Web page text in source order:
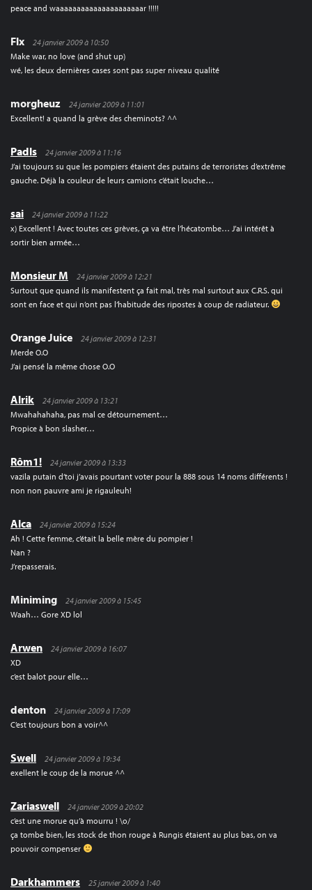
peace and waaaaaaaaaaaaaaaaaaaaar !!!!!
Flx
24 janvier 2009 à 10:50
Make war, no love (and shut up)
wé, les deux dernières cases sont pas super niveau qualité
morgheuz
24 janvier 2009 à 11:01
Excellent! a quand la grève des cheminots? ^^
Padls
24 janvier 2009 à 11:16
J’ai toujours su que les pompiers étaient des putains de terroristes d’extrême
gauche. Déjà la couleur de leurs camions c’était louche…
sai
24 janvier 2009 à 11:22
x) Excellent ! Avec toutes ces grèves, ça va être l’hécatombe… J’ai intérêt à
sortir bien armée…
Monsieur M
24 janvier 2009 à 12:21
Surtout que quand ils manifestent ça fait mal, très mal surtout aux C.R.S. qui
sont en face et qui n’ont pas l’habitude des ripostes à coup de radiateur.
Orange Juice
24 janvier 2009 à 12:31
Merde O.O
J’ai pensé la même chose O.O
Alrik
24 janvier 2009 à 13:21
Mwahahahaha, pas mal ce détournement…
Propice à bon slasher…
Rôm1!
24 janvier 2009 à 13:33
vazila putain d’toi j’avais pourtant voter pour la 888 sous 14 noms différents !
non non pauvre ami je rigauleuh!
Alca
24 janvier 2009 à 15:24
Ah ! Cette femme, c’était la belle mère du pompier !
Nan ?
J’repasserais.
Miniming
24 janvier 2009 à 15:45
Waah… Gore XD lol
Arwen
24 janvier 2009 à 16:07
XD
c’est balot pour elle…
denton
24 janvier 2009 à 17:09
C’est toujours bon a voir^^
Swell
24 janvier 2009 à 19:34
exellent le coup de la morue ^^
Zariaswell
24 janvier 2009 à 20:02
c’est une morue qu’à mourru ! \o/
ça tombe bien, les stock de thon rouge à Rungis étaient au plus bas, on va
pouvoir compenser
Darkhammers
25 janvier 2009 à 1:40